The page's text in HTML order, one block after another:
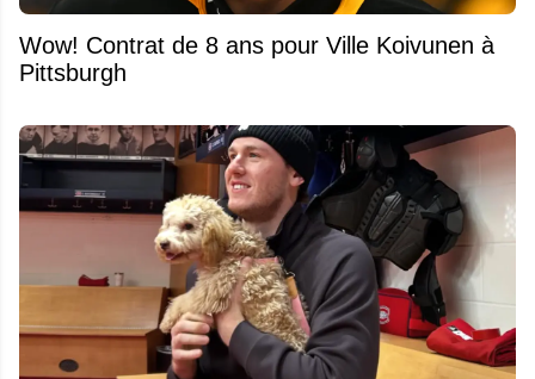
Wow! Contrat de 8 ans pour Ville Koivunen à
Pittsburgh